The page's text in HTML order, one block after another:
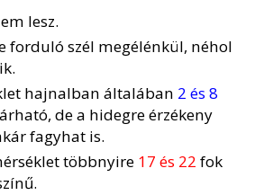
lesz.
forduló szél megélénkül, néhol
hajnalban általában 2 és 8
de a hidegre érzékeny
fagyhat is.
többnyire 17 és 22 fok